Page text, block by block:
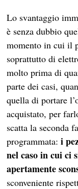
Lo svantaggio
è senza dubbio
momento in cui il
soprattutto di
molto prima di
parte dei casi,
quella di portare
acquistato, per
scatta la seconda
programmata:i
nel caso in cui ci
apertamente
sconveniente